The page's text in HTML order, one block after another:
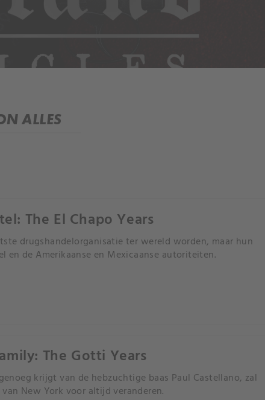
ALLES
The El Chapo Years
drugshandelorganisatie ter wereld worden, maar hun
de Amerikaanse en Mexicaanse autoriteiten.
The Gotti Years
krijgt van de hebzuchtige baas Paul Castellano, zal
New York voor altijd veranderen.